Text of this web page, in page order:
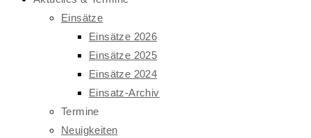
Einsätze
Einsätze 2026
Einsätze 2025
Einsätze 2024
Einsatz-Archiv
Termine
Neuigkeiten